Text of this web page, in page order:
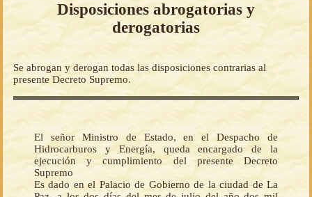
Disposiciones abrogatorias y
derogatorias
Se abrogan y derogan todas las disposiciones contrarias al
presente Decreto Supremo.
El señor Ministro de Estado, en el Despacho de
Hidrocarburos y Energía, queda encargado de la
ejecución y cumplimiento del presente Decreto
Supremo
Es dado en el Palacio de Gobierno de la ciudad de La